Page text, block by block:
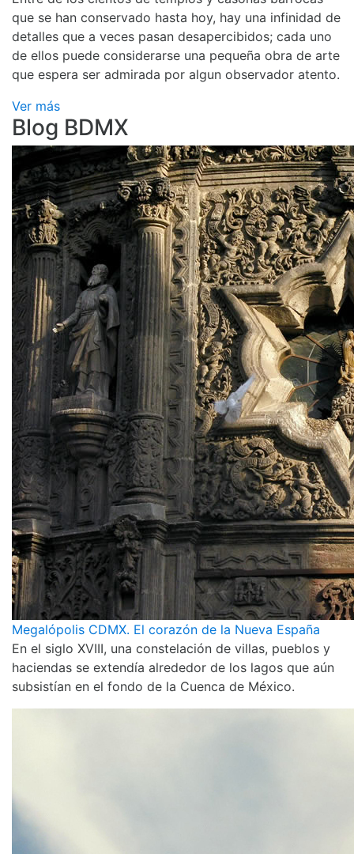
que se han conservado hasta hoy, hay una infinidad de
detalles que a veces pasan desapercibidos; cada uno
de ellos puede considerarse una pequeña obra de arte
que espera ser admirada por algun observador atento.
Ver más
Blog BDMX
Megalópolis CDMX. El corazón de la Nueva España
En el siglo XVIII, una constelación de villas, pueblos y
haciendas se extendía alrededor de los lagos que aún
subsistían en el fondo de la Cuenca de México.